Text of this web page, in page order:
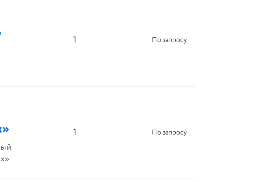
1 По запросу
1 По запросу